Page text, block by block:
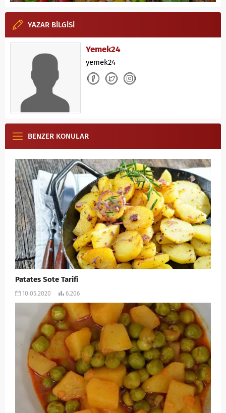
YAZAR BİLGİSİ
Yemek24
yemek24
BENZER KONULAR
Patates Sote Tarifi
10.05.2020 6.206